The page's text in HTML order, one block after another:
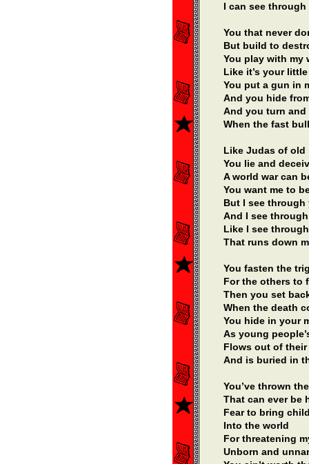
I can see
You that never
But build to
You play with my
Like it’s your
You put a gun in
And you hide
And you turn and
When the fast
Like Judas of old
You lie and
A world war can
You want me to
But I see through
And I see
Like I see
That runs down
You fasten the
For the others to
Then you set
When the death
You hide in your
As young
Flows out of
And is buried in
You’ve thrown
That can ever be
Fear to bring
Into the world
For threatening
Unborn and